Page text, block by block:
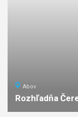
Abov
Rozhľadňa